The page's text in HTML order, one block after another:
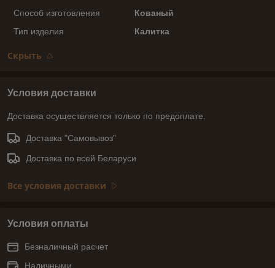
Способ изготовления
Кованый
Тип изделия
Калитка
Скрыть
Условия доставки
Доставка осуществляется только по предоплате.
Доставка "Самовывоз"
Доставка по всей Беларуси
Все условия доставки
Условия оплаты
Безналичный расчет
Наличными